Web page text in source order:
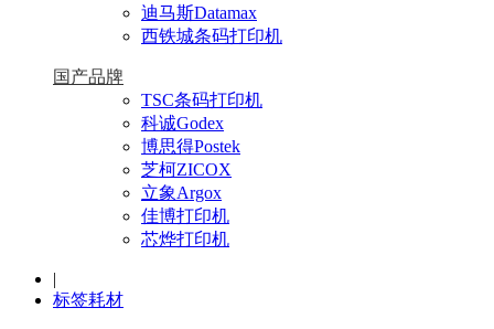
迪马斯Datamax
西铁城条码打印机
国产品牌
TSC条码打印机
科诚Godex
博思得Postek
芝柯ZICOX
立象Argox
佳博打印机
芯烨打印机
|
标签耗材